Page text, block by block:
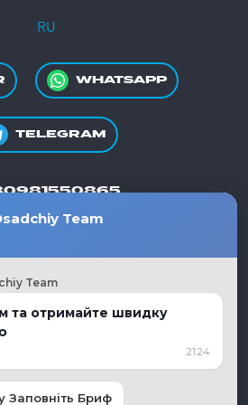
RU
WHATSAPP
TELEGRAM
м. Дніпро
роботи:
Team
Team
та отримайте швидку
21:24
Заповніть Бриф